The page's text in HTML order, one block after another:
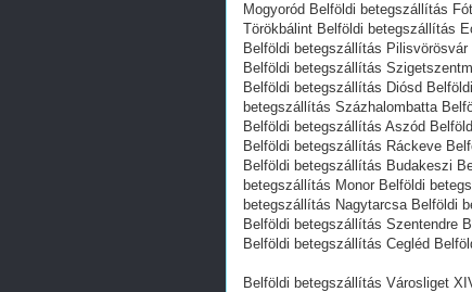
Mogyoród Belföldi betegszállítás
Törökbálint Belföldi betegszállítás
Belföldi betegszállítás
Belföldi betegszállítás
Belföldi betegszállítás Diósd
betegszállítás Százhalombatta
Belföldi betegszállítás Aszód
Belföldi betegszállítás Ráckeve
Belföldi betegszállítás Budakeszi
betegszállítás Monor Belföldi
betegszállítás Nagytarcsa Belföldi
Belföldi betegszállítás Szentendre
Belföldi betegszállítás Cegléd
Belföldi betegszállítás Városliget